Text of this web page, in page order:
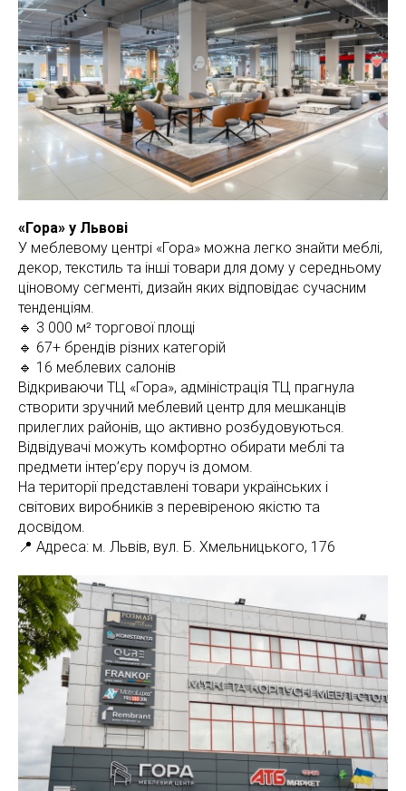
«Гора» у Львові
У меблевому центрі «Гора» можна легко знайти меблі,
декор, текстиль та інші товари для дому у середньому
ціновому сегменті, дизайн яких відповідає сучасним
тенденціям.
🔹 3 000 м² торгової площі
🔹 67+ брендів різних категорій
🔹 16 меблевих салонів
Відкриваючи ТЦ «Гора», адміністрація ТЦ прагнула
створити зручний меблевий центр для мешканців
прилеглих районів, що активно розбудовуються.
Відвідувачі можуть комфортно обирати меблі та
предмети інтер’єру поруч із домом.
На території представлені товари українських і
світових виробників з перевіреною якістю та
досвідом.
📍 Адреса: м. Львів, вул. Б. Хмельницького, 176